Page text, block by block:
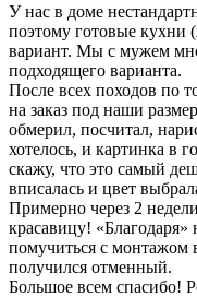
У нас в доме
поэтому готовые кухни
вариант. Мы с мужем
подходящего варианта.
После всех походов по
на заказ под наши
обмерил, посчитал,
хотелось, и картинка в
скажу, что это самый
вписалась и цвет
Примерно через 2
красавицу!
помучиться с монтажом
получился отменный.
Большое всем спасибо!